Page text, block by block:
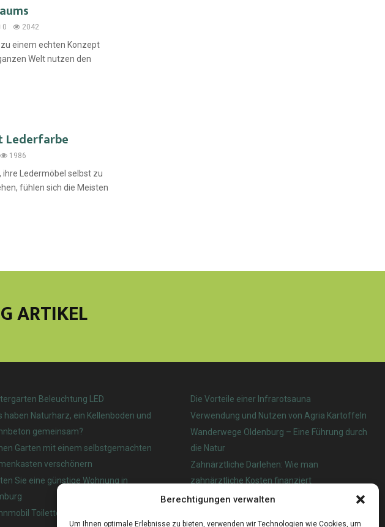
Berechtigungen verwalten
Um Ihnen optimale Erlebnisse zu bieten, verwenden wir Technologien wie Cookies, um
0 2042
einem echten Konzept
Welt nutzen den
Lederfarbe
1986
ihre Ledermöbel selbst zu
fühlen sich die Meisten
ARTIKEL
Beleuchtung LED
haben Naturharz, ein Kellenboden und
gemeinsam?
Garten mit einem selbstgemachten
verschönern
Sie eine günstige Wohnung in
Toilette: Welches ist das beste?
Die Vorteile einer Infrarotsauna
Verwendung und Nutzen von Agria Kartoffeln
Wanderwege Oldenburg – Eine Führung durch
die Natur
Zahnärztliche Darlehen: Wie man
zahnärztliche Kosten finanziert